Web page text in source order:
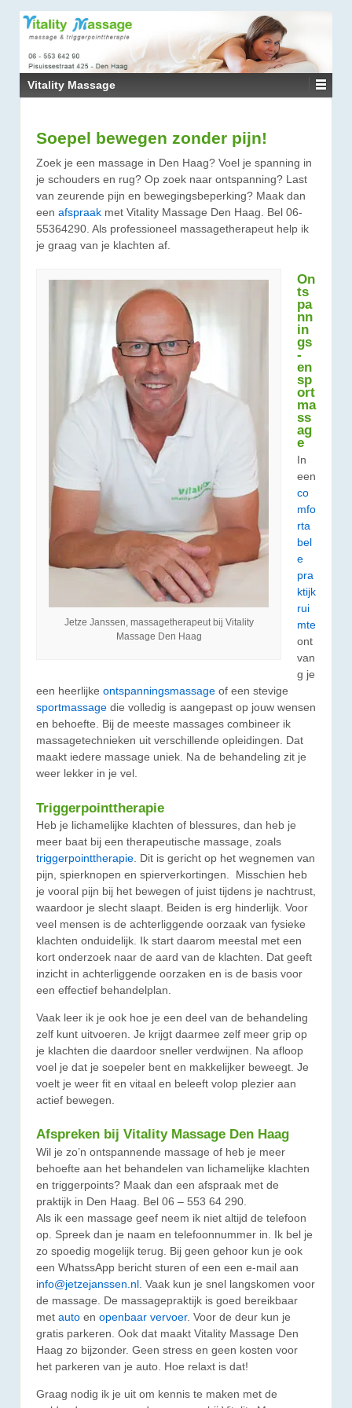
↓
DOORGAAN
HOOFDINHOUD
Vitality Massage
Soepel bewegen zonder pijn!
Zoek je een massage in Den Haag? Voel je spanning in
je schouders en rug? Op zoek naar ontspanning? Last
van zeurende pijn en bewegingsbeperking? Maak dan
een afspraak met Vitality Massage Den Haag. Bel 06-
55364290. Als professioneel massagetherapeut help ik
je graag van je klachten af.
Jetze Janssen, massagetherapeut bij Vitality
Massage Den Haag
On
ts
pa
nn
in
gs
-
en
sp
ort
ma
ss
ag
e
In
een
co
mfo
rta
bel
e
pra
ktijk
rui
mte
ont
van
g je
een heerlijke ontspanningsmassage of een stevige
sportmassage die volledig is aangepast op jouw wensen
en behoefte. Bij de meeste massages combineer ik
massagetechnieken uit verschillende opleidingen. Dat
maakt iedere massage uniek. Na de behandeling zit je
weer lekker in je vel.
Triggerpointtherapie
Heb je lichamelijke klachten of blessures, dan heb je
meer baat bij een therapeutische massage, zoals
triggerpointtherapie . Dit is gericht op het wegnemen van
pijn, spierknopen en spierverkortingen. Misschien heb
je vooral pijn bij het bewegen of juist tijdens je nachtrust,
waardoor je slecht slaapt. Beiden is erg hinderlijk. Voor
veel mensen is de achterliggende oorzaak van fysieke
klachten onduidelijk. Ik start daarom meestal met een
kort onderzoek naar de aard van de klachten. Dat geeft
inzicht in achterliggende oorzaken en is de basis voor
een effectief behandelplan.
Vaak leer ik je ook hoe je een deel van de behandeling
zelf kunt uitvoeren. Je krijgt daarmee zelf meer grip op
je klachten die daardoor sneller verdwijnen. Na afloop
voel je dat je soepeler bent en makkelijker beweegt. Je
voelt je weer fit en vitaal en beleeft volop plezier aan
actief bewegen.
Afspreken bij Vitality Massage Den Haag
Wil je zo’n ontspannende massage of heb je meer
behoefte aan het behandelen van lichamelijke klachten
en triggerpoints? Maak dan een afspraak met de
praktijk in Den Haag. Bel 06 – 553 64 290.
Als ik een massage geef neem ik niet altijd de telefoon
op. Spreek dan je naam en telefoonnummer in. Ik bel je
zo spoedig mogelijk terug. Bij geen gehoor kun je ook
een WhatssApp bericht sturen of een een e-mail aan
info@jetzejanssen.nl . Vaak kun je snel langskomen voor
de massage. De massagepraktijk is goed bereikbaar
met auto en openbaar vervoer. Voor de deur kun je
gratis parkeren. Ook dat maakt Vitality Massage Den
Haag zo bijzonder. Geen stress en geen kosten voor
het parkeren van je auto. Hoe relaxt is dat!
Graag nodig ik je uit om kennis te maken met de